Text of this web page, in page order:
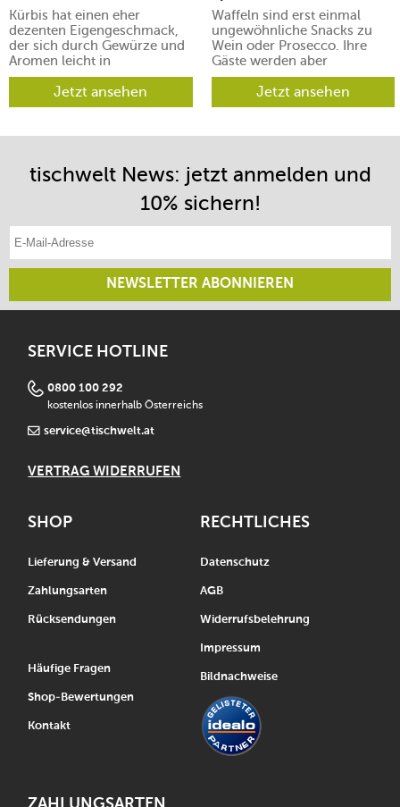
Kürbis hat einen eher
dezenten Eigengeschmack,
der sich durch Gewürze und
Aromen leicht in
verschiedene Richtungen
lenken lässt.Jetzt ansehen
Waffeln sind erst einmal
ungewöhnliche Snacks zu
Wein oder Prosecco. Ihre
Gäste werden aber
begeistert sein.
Jetzt ansehen
tischwelt News: jetzt anmelden und
10% sichern!
E-Mail-Adresse eintragen
NEWSLETTER ABONNIEREN
SERVICE HOTLINE
0800 100 292
kostenlos innerhalb Österreichs
service@tischwelt.at
VERTRAG WIDERRUFEN
SHOP
Lieferung & Versand
Zahlungsarten
Rücksendungen
Häufige Fragen
Shop-Bewertungen
Kontakt
RECHTLICHES
Datenschutz
AGB
Widerrufsbelehrung
Impressum
Bildnachweise